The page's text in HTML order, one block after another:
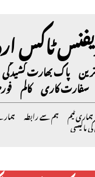
ٹاکس
پاک بھارت کشیدگی
سفارت کاری کالم
ہماری ٹیم ہم سے رابطہ
پالیسی